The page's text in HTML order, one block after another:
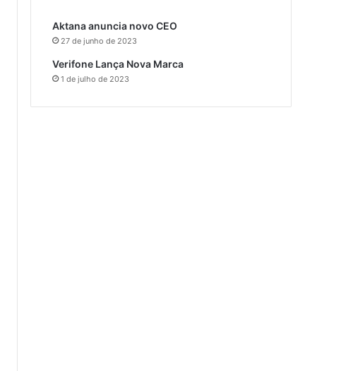
Aktana anuncia novo CEO
27 de junho de 2023
Verifone Lança Nova Marca
1 de julho de 2023